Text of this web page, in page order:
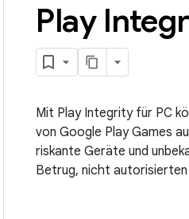
Play
Mit Play Integrity für PC
von Google Play Games
riskante Geräte und
Betrug, nicht autorisierten